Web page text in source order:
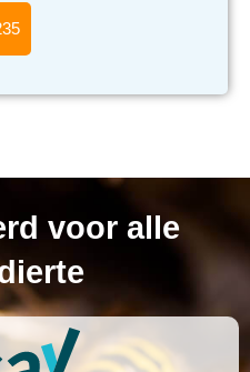
voor alle